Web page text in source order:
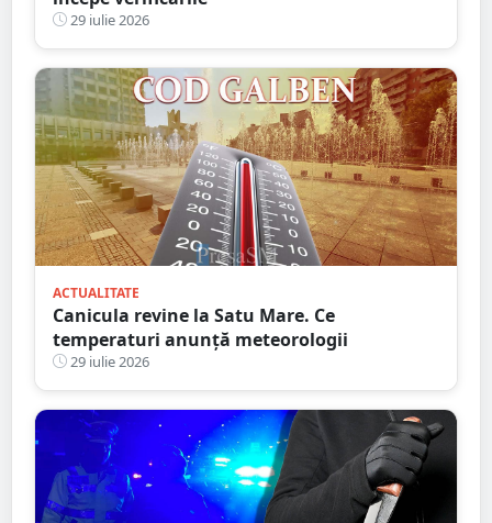
29 iulie 2026
ACTUALITATE
Canicula revine la Satu Mare. Ce
temperaturi anunță meteorologii
29 iulie 2026